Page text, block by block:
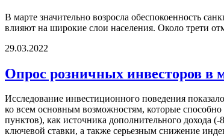
В марте значительно возросла обеспокоенность
влияют на широкие слои населения. Около трети
29.03.2022
Опрос розничных инвесторов в
Исследование инвестиционного поведения
ко всем основным возможностям, которые способно
пунктов), как источника дополнительного дохода
ключевой ставки, а также серьезным снижение